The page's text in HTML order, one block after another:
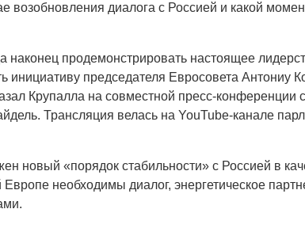
возобновления диалога с Россией и какой
продемонстрировать настоящее
инициативу председателя Евросовета Антониу
Крупалла на совместной пресс-конференции
Трансляция велась на YouTube-канале
новый «порядок стабильности» с Россией в
необходимы диалог, энергетическое